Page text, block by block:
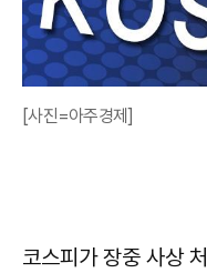
[사진=아주경제]
코스피가 장중 사상